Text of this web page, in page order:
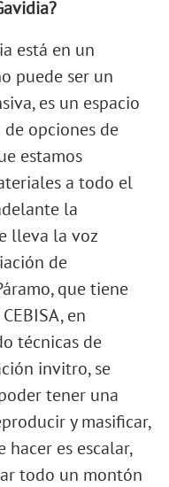
está en un
puede ser un
es un espacio
opciones de
estamos
a todo el
la
lleva la voz
de
que tiene
en
técnicas de
invitro, se
tener una
y masificar,
hacer es escalar,
todo un montón